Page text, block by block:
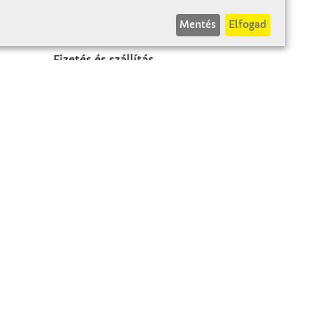
Fizetés és szállítás
Mentés Elfogad